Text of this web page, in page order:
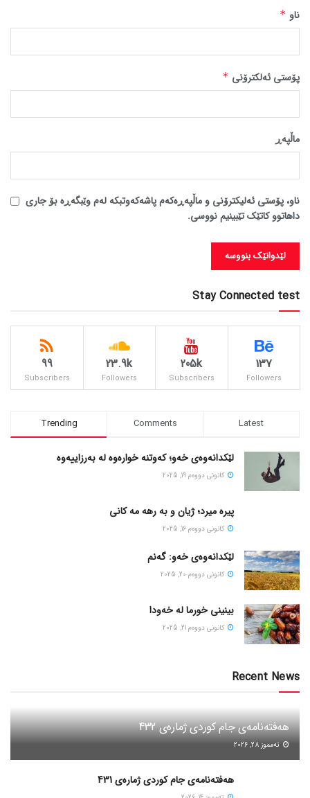
ناو *
پۆستی ئەلکترۆنی *
ماڵپه‌ڕ
ناو، پۆستی ئەلیکترۆنی و ماڵپەڕەکەم پاشەکەوتبکە لەم وێبگەڕە بۆ جاری
داهاتوو کاتێک تێبینیم نووسی.
Stay Connected test
137
Followers
205k
Subscribers
23.9k
Followers
99
Subscribers
Trending Comments Latest
لێکدانەوەی خەو؛ کەوتنە خوارەوە لە بەرزاییەوە
كانونی دووه‌م 19, 2025
پیره میرد؛ ژیان و به رهه مه کانی
كانونی دووه‌م 16, 2025
لێکدانەوەی خەو: گەنم
كانونی دووه‌م 20, 2025
بینینی خورما لە خەودا
كانونی دووه‌م 21, 2025
Recent News
هەفتەنامەی جام کوردی ژمارەی 432
ته‌مموز 28, 2026
هەفتەنامەی جام کوردی ژمارەی 431